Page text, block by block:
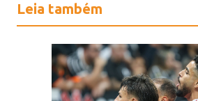
Leia também